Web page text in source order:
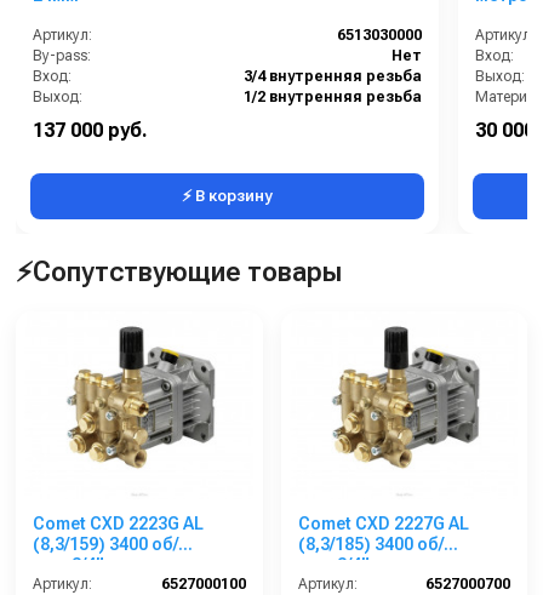
Артикул:
6513030000
By-pass:
Нет
Вход:
3/4 внутренняя резьба
Выход:
1/2 внутренняя резьба
137 000 руб.
⚡ В корзину
Артикул:
Вход:
Выход:
30 000
⚡Сопутствующие товары
Comet CXD 2223G AL
(8,3/159) 3400 об/
мин.3/4” п.в.
Артикул:
6527000100
Comet CXD 2227G AL
(8,3/185) 3400 об/
мин.3/4” п.в.
Артикул:
6527000700